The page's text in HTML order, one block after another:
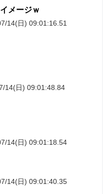
メージｗ
14(日) 09:01:16.51
14(日) 09:01:48.84
14(日) 09:01:18.54
14(日) 09:01:40.35